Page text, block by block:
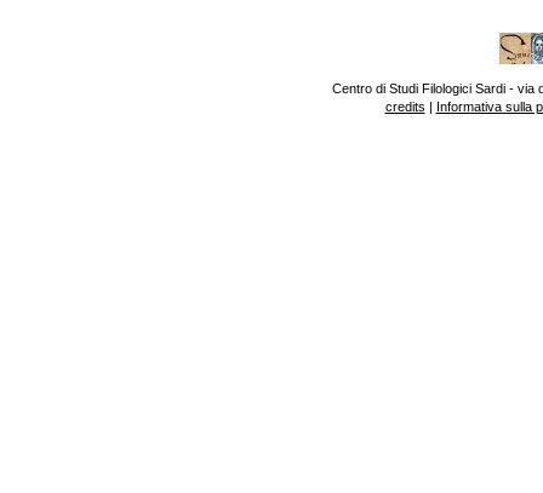
Centro di Studi Filologici Sardi - via
credits | Informativa sulla